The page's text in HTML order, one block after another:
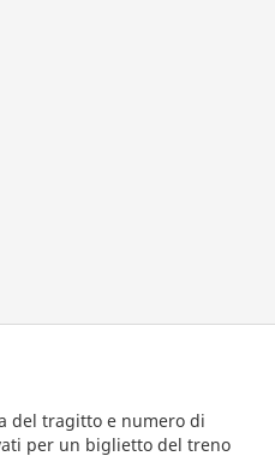
del tragitto e numero di
per un biglietto del treno